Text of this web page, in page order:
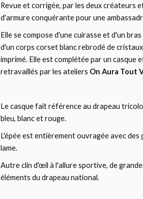
Revue et corrigée, par les deux créateurs
d'armure conquérante pour une
Elle se compose d'une cuirasse et d'un
d'un corps corset blanc rebrodé de
imprimé. Elle est complétée par un
retravaillés par les ateliers On Aura Tout
Le casque fait référence au drapeau
bleu, blanc et rouge.
L'épée est entièrement ouvragée avec des
lame.
Autre clin d'œil à l'allure sportive, de
éléments du drapeau national.